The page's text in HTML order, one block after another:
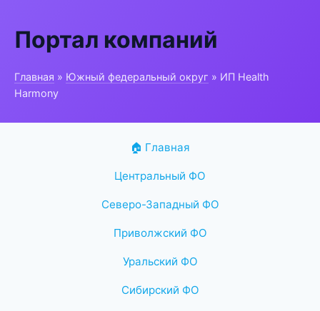
Портал компаний
Главная » Южный федеральный округ » ИП Health
Harmony
🏠 Главная
Центральный ФО
Северо-Западный ФО
Приволжский ФО
Уральский ФО
Сибирский ФО